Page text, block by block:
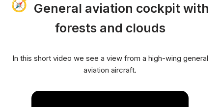
General aviation cockpit with
forests and clouds
In this short video we see a view from a high-wing general
aviation aircraft.